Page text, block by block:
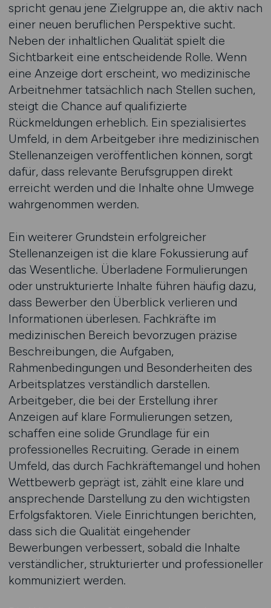
spricht genau jene Zielgruppe an, die aktiv nach
einer neuen beruflichen Perspektive sucht.
Neben der inhaltlichen Qualität spielt die
Sichtbarkeit eine entscheidende Rolle. Wenn
eine Anzeige dort erscheint, wo medizinische
Arbeitnehmer tatsächlich nach Stellen suchen,
steigt die Chance auf qualifizierte
Rückmeldungen erheblich. Ein spezialisiertes
Umfeld, in dem Arbeitgeber ihre medizinischen
Stellenanzeigen veröffentlichen können, sorgt
dafür, dass relevante Berufsgruppen direkt
erreicht werden und die Inhalte ohne Umwege
wahrgenommen werden.
Ein weiterer Grundstein erfolgreicher
Stellenanzeigen ist die klare Fokussierung auf
das Wesentliche. Überladene Formulierungen
oder unstrukturierte Inhalte führen häufig dazu,
dass Bewerber den Überblick verlieren und
Informationen überlesen. Fachkräfte im
medizinischen Bereich bevorzugen präzise
Beschreibungen, die Aufgaben,
Rahmenbedingungen und Besonderheiten des
Arbeitsplatzes verständlich darstellen.
Arbeitgeber, die bei der Erstellung ihrer
Anzeigen auf klare Formulierungen setzen,
schaffen eine solide Grundlage für ein
professionelles Recruiting. Gerade in einem
Umfeld, das durch Fachkräftemangel und hohen
Wettbewerb geprägt ist, zählt eine klare und
ansprechende Darstellung zu den wichtigsten
Erfolgsfaktoren. Viele Einrichtungen berichten,
dass sich die Qualität eingehender
Bewerbungen verbessert, sobald die Inhalte
verständlicher, strukturierter und professioneller
kommuniziert werden.